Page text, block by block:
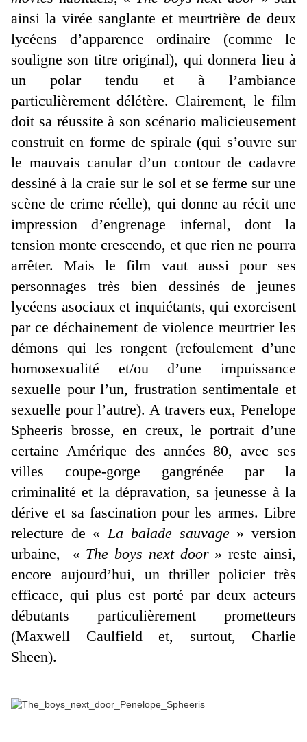
ainsi la virée sanglante et meurtrière de deux
lycéens d’apparence ordinaire (comme le
souligne son titre original), qui donnera lieu à
un polar tendu et à l’ambiance
particulièrement délétère. Clairement, le film
doit sa réussite à son scénario malicieusement
construit en forme de spirale (qui s’ouvre sur
le mauvais canular d’un contour de cadavre
dessiné à la craie sur le sol et se ferme sur une
scène de crime réelle), qui donne au récit une
impression d’engrenage infernal, dont la
tension monte crescendo, et que rien ne pourra
arrêter. Mais le film vaut aussi pour ses
personnages très bien dessinés de jeunes
lycéens asociaux et inquiétants, qui exorcisent
par ce déchainement de violence meurtrier les
démons qui les rongent (refoulement d’une
homosexualité et/ou d’une impuissance
sexuelle pour l’un, frustration sentimentale et
sexuelle pour l’autre). A travers eux, Penelope
Spheeris brosse, en creux, le portrait d’une
certaine Amérique des années 80, avec ses
villes coupe-gorge gangrénée par la
criminalité et la dépravation, sa jeunesse à la
dérive et sa fascination pour les armes. Libre
relecture de «La balade sauvage» version
urbaine, « The boys next door» reste ainsi,
encore aujourd’hui, un thriller policier très
efficace, qui plus est porté par deux acteurs
débutants particulièrement prometteurs
(Maxwell Caulfield et, surtout, Charlie
Sheen).